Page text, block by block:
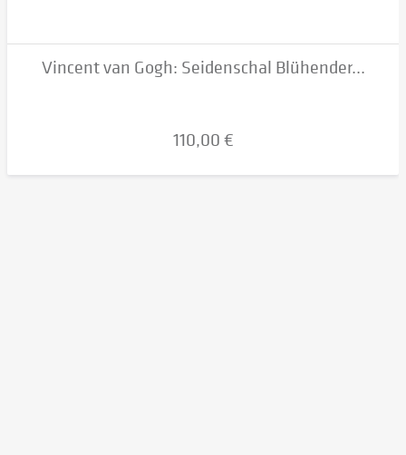
Vincent van Gogh: Seidenschal Blühender...
110,00 €